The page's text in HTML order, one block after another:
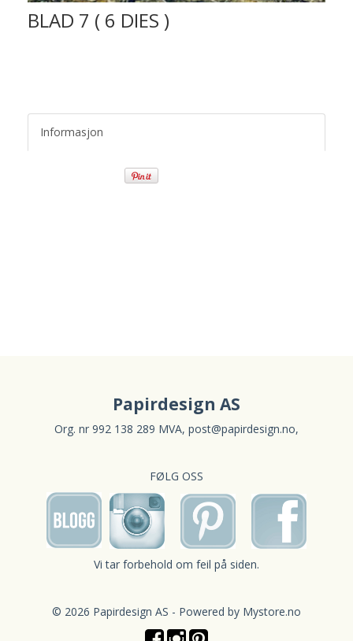
BLAD 7 ( 6 DIES )
Informasjon
Papirdesign AS
Org. nr 992 138 289 MVA, post@papirdesign.no,
FØLG OSS
Vi tar forbehold om feil på siden.
© 2026 Papirdesign AS - Powered by Mystore.no